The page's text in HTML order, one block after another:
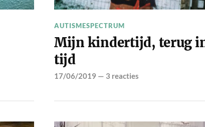
AUTISMESPECTRUM
Mijn kindertijd, terug
tijd
17/06/2019— 3 reacties